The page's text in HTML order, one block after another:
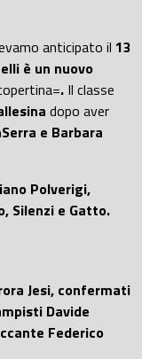
anticipato il 13
è un nuovo
. Il classe
dopo aver
e Barbara
Polverigi,
Silenzi e Gatto.
Jesi, confermati
Davide
Federico